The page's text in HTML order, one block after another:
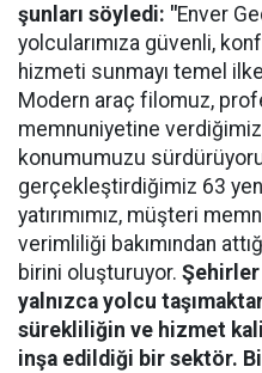
şunları söyledi: "Enver
yolcularımıza güvenli,
hizmeti sunmayı temel
Modern araç filomuz,
memnuniyetine
konumumuzu
gerçekleştirdiğimiz 63
yatırımımız, müşteri
verimliliği bakımından
birini oluşturuyor. Şehirler
yalnızca yolcu
sürekliliğin ve hizmet
inşa edildiği bir sektör.